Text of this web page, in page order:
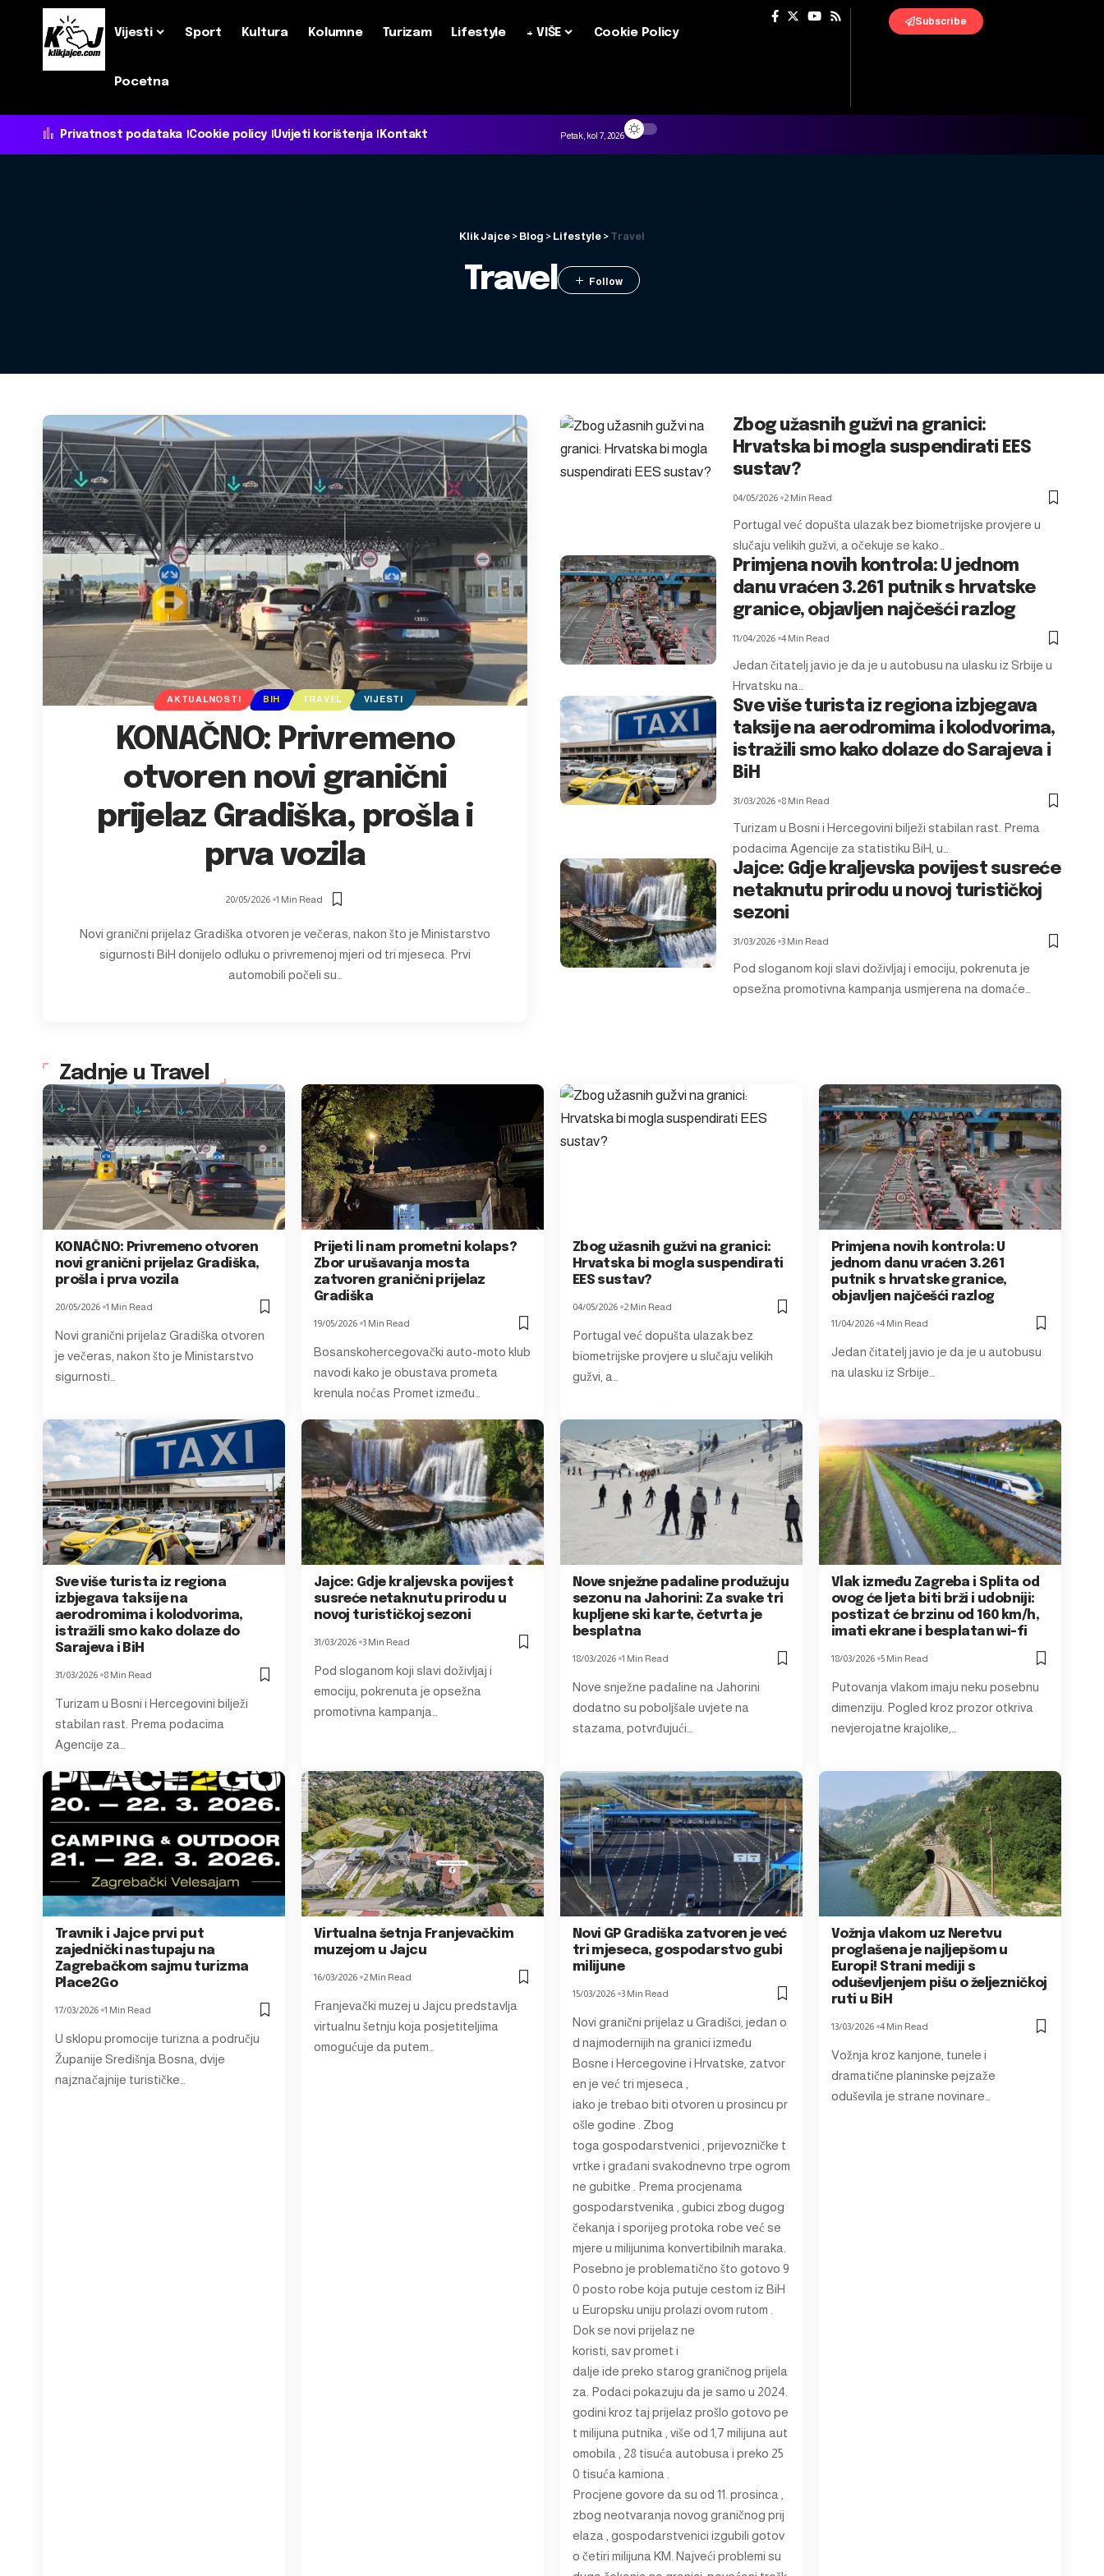
Vijesti Sport Kultura Kolumne Turizam Lifestyle + VIŠE Cookie Policy
Pocetna
Subscribe
Privatnost podataka Cookie policy Uvijeti korištenja Kontakt Petak, kol 7, 2026
Klik Jajce > Blog > Lifestyle > Travel
Travel
AKTUALNOSTI BIH TRAVEL VIJESTI
KONAČNO: Privremeno
otvoren novi granični
prijelaz Gradiška, prošla i
prva vozila
20/05/2026 1 Min Read
Novi granični prijelaz Gradiška otvoren je večeras, nakon što je Ministarstvo
sigurnosti BiH donijelo odluku o privremenoj mjeri od tri mjeseca. Prvi
automobili počeli su…
Zbog užasnih gužvi na granici:
Hrvatska bi mogla suspendirati EES
sustav?
04/05/2026 2 Min Read
Portugal već dopušta ulazak bez biometrijske provjere u
slučaju velikih gužvi, a očekuje se kako…
Primjena novih kontrola: U jednom
danu vraćen 3.261 putnik s hrvatske
granice, objavljen najčešći razlog
11/04/2026 4 Min Read
Jedan čitatelj javio je da je u autobusu na ulasku iz Srbije u
Hrvatsku na…
Sve više turista iz regiona izbjegava
taksije na aerodromima i kolodvorima,
istražili smo kako dolaze do Sarajeva i
BiH
31/03/2026 8 Min Read
Turizam u Bosni i Hercegovini bilježi stabilan rast. Prema
podacima Agencije za statistiku BiH, u…
Jajce: Gdje kraljevska povijest susreće
netaknutu prirodu u novoj turističkoj
sezoni
31/03/2026 3 Min Read
Pod sloganom koji slavi doživljaj i emociju, pokrenuta je
opsežna promotivna kampanja usmjerena na domaće…
Zadnje u Travel
KONAČNO: Privremeno otvoren
novi granični prijelaz Gradiška,
prošla i prva vozila
20/05/2026 1 Min Read
Novi granični prijelaz Gradiška otvoren
je večeras, nakon što je Ministarstvo
sigurnosti…
Prijeti li nam prometni kolaps?
Zbor urušavanja mosta
zatvoren granični prijelaz
Gradiška
19/05/2026 1 Min Read
Bosanskohercegovački auto-moto klub
navodi kako je obustava prometa
krenula noćas Promet između…
Zbog užasnih gužvi na granici:
Hrvatska bi mogla suspendirati
EES sustav?
04/05/2026 2 Min Read
Portugal već dopušta ulazak bez
biometrijske provjere u slučaju velikih
gužvi, a…
Primjena novih kontrola: U
jednom danu vraćen 3.261
putnik s hrvatske granice,
objavljen najčešći razlog
11/04/2026 4 Min Read
Jedan čitatelj javio je da je u autobusu
na ulasku iz Srbije…
Sve više turista iz regiona
izbjegava taksije na
aerodromima i kolodvorima,
istražili smo kako dolaze do
Sarajeva i BiH
31/03/2026 8 Min Read
Turizam u Bosni i Hercegovini bilježi
stabilan rast. Prema podacima
Agencije za…
Jajce: Gdje kraljevska povijest
susreće netaknutu prirodu u
novoj turističkoj sezoni
31/03/2026 3 Min Read
Pod sloganom koji slavi doživljaj i
emociju, pokrenuta je opsežna
promotivna kampanja…
Nove snježne padaline produžuju
sezonu na Jahorini: Za svake tri
kupljene ski karte, četvrta je
besplatna
18/03/2026 1 Min Read
Nove snježne padaline na Jahorini
dodatno su poboljšale uvjete na
stazama, potvrđujući…
Vlak između Zagreba i Splita od
ovog će ljeta biti brži i udobniji:
postizat će brzinu od 160 km/h,
imati ekrane i besplatan wi-fi
18/03/2026 5 Min Read
Putovanja vlakom imaju neku posebnu
dimenziju. Pogled kroz prozor otkriva
nevjerojatne krajolike,…
Travnik i Jajce prvi put
zajednički nastupaju na
Zagrebačkom sajmu turizma
Place2Go
17/03/2026 1 Min Read
U sklopu promocije turizna a području
Županije Središnja Bosna, dvije
najznačajnije turističke…
Virtualna šetnja Franjevačkim
muzejom u Jajcu
16/03/2026 2 Min Read
Franjevački muzej u Jajcu predstavlja
virtualnu šetnju koja posjetiteljima
omogućuje da putem…
Novi GP Gradiška zatvoren je već
tri mjeseca, gospodarstvo gubi
milijune
15/03/2026 3 Min Read
Novi granični prijelaz u Gradišci, jedan o
d najmodernijih na granici između
Bosne i Hercegovine i Hrvatske, zatvor
en je već tri mjeseca ,
iako je trebao biti otvoren u prosincu pr
ošle godine . Zbog
toga gospodarstvenici , prijevozničke t
vrtke i građani svakodnevno trpe ogrom
ne gubitke . Prema procjenama
gospodarstvenika , gubici zbog dugog
čekanja i sporijeg protoka robe već se
mjere u milijunima konvertibilnih maraka.
Posebno je problematično što gotovo 9
0 posto robe koja putuje cestom iz BiH
u Europsku uniju prolazi ovom rutom .
Dok se novi prijelaz ne
koristi, sav promet i
dalje ide preko starog graničnog prijela
za. Podaci pokazuju da je samo u 2024.
godini kroz taj prijelaz prošlo gotovo pe
t milijuna putnika , više od 1,7 milijuna aut
omobila , 28 tisuća autobusa i preko 25
0 tisuća kamiona .
Procjene govore da su od 11. prosinca ,
zbog neotvaranja novog graničnog prij
elaza , gospodarstvenici izgubili gotov
o četiri milijuna KM. Najveći problemi su
Vožnja vlakom uz Neretvu
proglašena je najljepšom u
Europi! Strani mediji s
oduševljenjem pišu o željezničkoj
ruti u BiH
13/03/2026 4 Min Read
Vožnja kroz kanjone, tunele i
dramatične planinske pejzaže
oduševila je strane novinare…